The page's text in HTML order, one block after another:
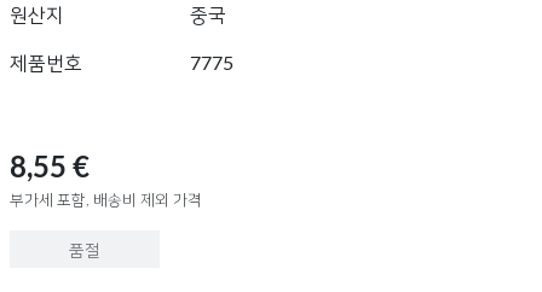
원산지 중국
제품번호 7775
8,55 €
부가세 포함, 배송비 제외 가격
품절